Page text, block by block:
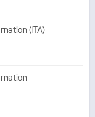
(ITA)